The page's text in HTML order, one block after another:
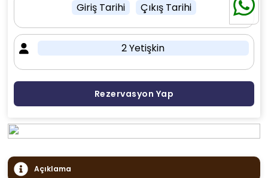
Giriş Tarihi Çıkış Tarihi
2 Yetişkin
Rezervasyon Yap
Açıklama